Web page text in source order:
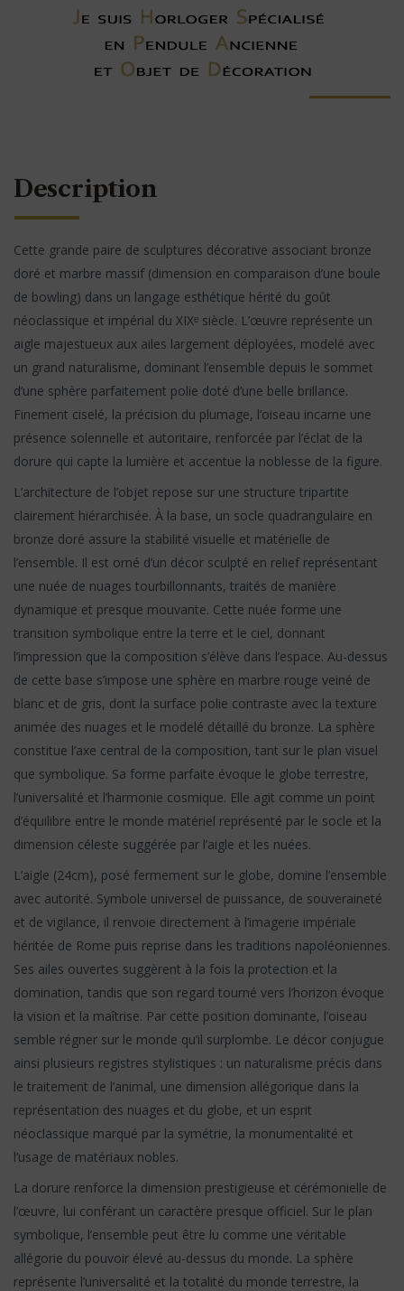
Description
Cette grande paire de sculptures décorative associant bronze
doré et marbre massif (dimension en comparaison d’une boule
de bowling) dans un langage esthétique hérité du goût
néoclassique et impérial du XIXᵉ siècle. L’œuvre représente un
aigle majestueux aux ailes largement déployées, modelé avec
un grand naturalisme, dominant l’ensemble depuis le sommet
d’une sphère parfaitement polie doté d’une belle brillance.
Finement ciselé, la précision du plumage, l’oiseau incarne une
présence solennelle et autoritaire, renforcée par l’éclat de la
dorure qui capte la lumière et accentue la noblesse de la figure.
L’architecture de l’objet repose sur une structure tripartite
clairement hiérarchisée. À la base, un socle quadrangulaire en
bronze doré assure la stabilité visuelle et matérielle de
l’ensemble. Il est orné d’un décor sculpté en relief représentant
une nuée de nuages tourbillonnants, traités de manière
dynamique et presque mouvante. Cette nuée forme une
transition symbolique entre la terre et le ciel, donnant
l’impression que la composition s’élève dans l’espace. Au-dessus
de cette base s’impose une sphère en marbre rouge veiné de
blanc et de gris, dont la surface polie contraste avec la texture
animée des nuages et le modelé détaillé du bronze. La sphère
constitue l’axe central de la composition, tant sur le plan visuel
que symbolique. Sa forme parfaite évoque le globe terrestre,
l’universalité et l’harmonie cosmique. Elle agit comme un point
d’équilibre entre le monde matériel représenté par le socle et la
dimension céleste suggérée par l’aigle et les nuées.
L’aigle (24cm), posé fermement sur le globe, domine l’ensemble
avec autorité. Symbole universel de puissance, de souveraineté
et de vigilance, il renvoie directement à l’imagerie impériale
héritée de Rome puis reprise dans les traditions napoléoniennes.
Ses ailes ouvertes suggèrent à la fois la protection et la
domination, tandis que son regard tourné vers l’horizon évoque
la vision et la maîtrise. Par cette position dominante, l’oiseau
semble régner sur le monde qu’il surplombe. Le décor conjugue
ainsi plusieurs registres stylistiques : un naturalisme précis dans
le traitement de l’animal, une dimension allégorique dans la
représentation des nuages et du globe, et un esprit
néoclassique marqué par la symétrie, la monumentalité et
l’usage de matériaux nobles.
La dorure renforce la dimension prestigieuse et cérémonielle de
l’œuvre, lui conférant un caractère presque officiel. Sur le plan
symbolique, l’ensemble peut être lu comme une véritable
allégorie du pouvoir élevé au-dessus du monde. La sphère
représente l’universalité et la totalité du monde terrestre, la